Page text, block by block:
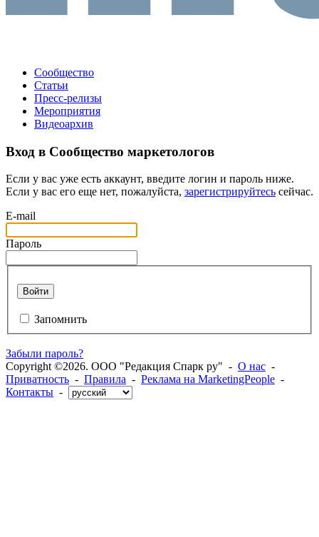
Сообщество
Статьи
Пресс-релизы
Мероприятия
Видеоархив
Вход в Сообщество маркетологов
Если у вас уже есть аккаунт, введите логин и пароль ниже.
Если у вас его еще нет, пожалуйста, зарегистрируйтесь сейчас.
E-mail
Пароль
Войти
Запомнить
Забыли пароль?
Copyright ©2026. ООО "Редакция Спарк ру" - О нас -
Приватность - Правила - Реклама на MarketingPeople -
Контакты -